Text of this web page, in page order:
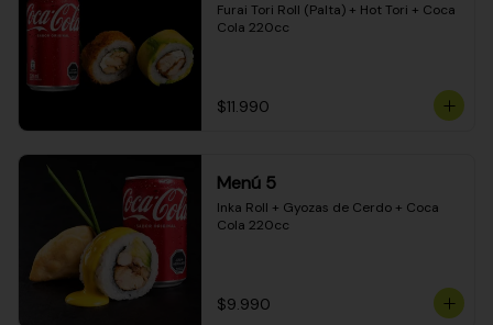
Furai Tori Roll (Palta) + Hot Tori + Coca
Cola 220cc
$11.990
Menú 5
Inka Roll + Gyozas de Cerdo + Coca
Cola 220cc
$9.990